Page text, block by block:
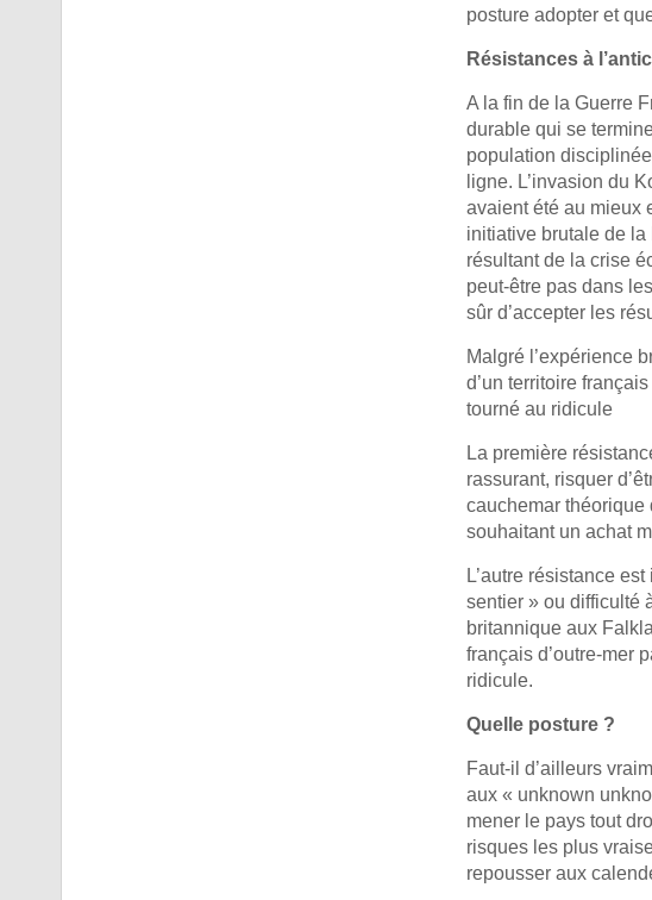
posture adopter et
Résistances à
A la fin de la Guerre
durable qui se
population
ligne. L’invasion du
avaient été au mieux
initiative brutale de
résultant de la crise
peut-être pas dans
sûr d’accepter les
Malgré l’expérience
d’un territoire
tourné au ridicule
La première
rassurant, risquer
cauchemar théorique
souhaitant un achat
L’autre résistance
sentier » ou difficulté
britannique aux
français d’outre-mer
ridicule.
Quelle posture ?
Faut-il d’ailleurs
aux « unknown
mener le pays tout
risques les plus
repousser aux